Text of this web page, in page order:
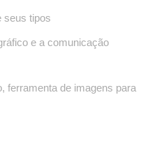
seus tipos
e a comunicação
ferramenta de imagens para